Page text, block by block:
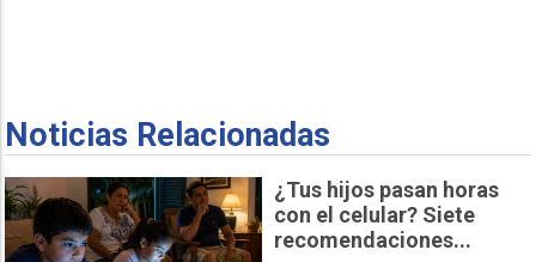
Noticias Relacionadas
¿Tus hijos pasan horas
con el celular? Siete
recomendaciones...